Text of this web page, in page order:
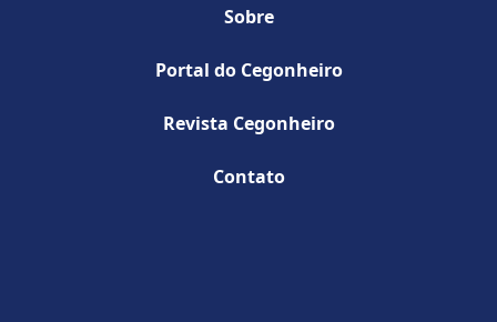
Sobre
Portal do Cegonheiro
Revista Cegonheiro
Contato